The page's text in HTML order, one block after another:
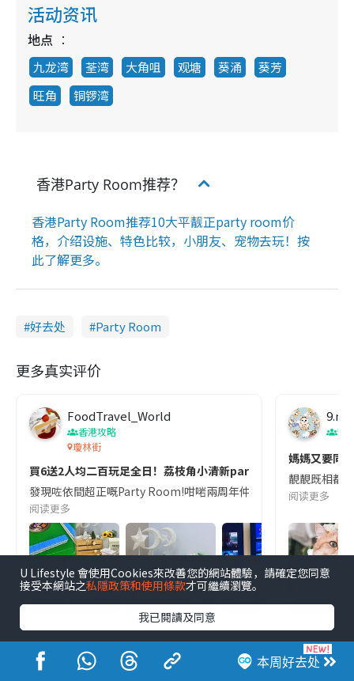
活动资讯
地点
九龙湾 荃湾 大角咀 观塘 葵涌
葵芳
旺角
铜锣湾
香港Party Room推荐？
香港Party Room推荐10大平靓正party room价
格，介绍设施、特色比较，小朋友、宠物去玩！按
此了解更多。
好去处 Party Room
更多真实评价
FoodTravel_World
香港攻略
瓊林街
買6送2人均二百玩足全日！荔枝角小清新party room
發現咗依間超正嘅Party Room!咁啱兩周年仲做緊買6個鐘送2
阅读更多
寵
媽媽又要同
靚靚既相都
阅读更多
本周好去处
U Lifestyle 會使用Cookies來改善您的網站體驗，請確定您同意
接受本網站之私隱政策和使用條款才可繼續瀏覽。
我已閱讀及同意